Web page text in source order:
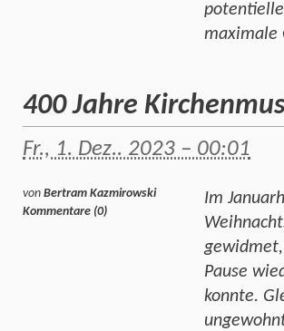
maximale
400 Jahre
Fr., 1. Dez.. 2023 – 00:01
Im
Pause
konnte.
von Bertram Kazmirowski
Kommentare (0)